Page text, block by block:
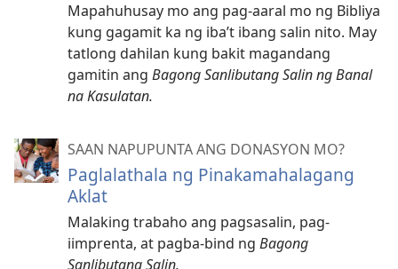
Mapahuhusay mo ang pag-aaral mo ng Bibliya
kung gagamit ka ng iba’t ibang salin nito. May
tatlong dahilan kung bakit magandang
gamitin ang Bagong Sanlibutang Salin ng Banal
na Kasulatan.
SAAN NAPUPUNTA ANG DONASYON MO?
Paglalathala ng Pinakamahalagang
Aklat
Malaking trabaho ang pagsasalin, pag-
iimprenta, at pagba-bind ng Bagong
Sanlibutang Salin.